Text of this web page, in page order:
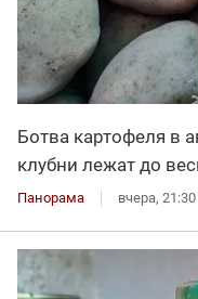
Ботва картофеля в
клубни лежат до
Панорама вчера, 21:30